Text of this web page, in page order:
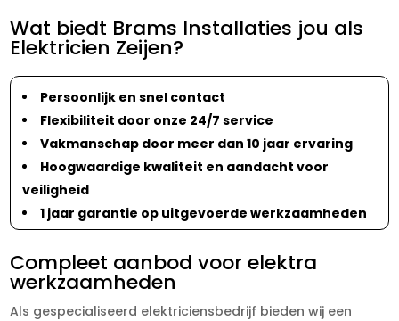
Wat biedt Brams Installaties jou als
Elektricien Zeijen?
Persoonlijk en snel contact
Flexibiliteit door onze 24/7 service
Vakmanschap door meer dan 10 jaar ervaring
Hoogwaardige kwaliteit en aandacht voor
veiligheid
1 jaar garantie op uitgevoerde werkzaamheden
Compleet aanbod voor elektra
werkzaamheden
Als gespecialiseerd elektriciensbedrijf bieden wij een